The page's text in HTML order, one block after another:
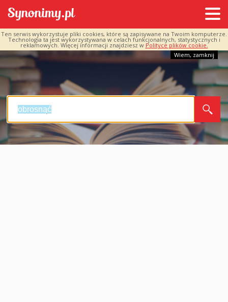
Ten serwis wykorzystuje pliki cookies, które są zapisywane na Twoim komputerze.
Technologia ta jest wykorzystywana w celach funkcjonalnych, statystycznych i
reklamowych. Więcej informacji znajdziesz w Polityce plików cookie.
Wiem, zamknij